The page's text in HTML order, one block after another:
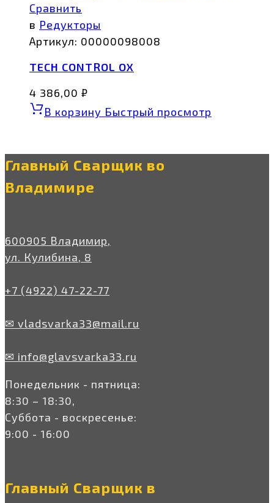
Сравнить
в Редукторы
Артикул: 00000098008
TECH CONTROL OX
4 386,00 ₽
В корзину Быстрый просмотр
Главный Сварщик во
Владимире
600905 Владимир,
ул. Кулибина, 8
+7 (4922) 47-22-77
✉ vladsvarka33@mail.ru
✉ info@glavsvarka33.ru
Понедельник - пятница:
8:30 – 18:30,
Суббота - воскресенье:
9:00 - 16:00
Главный Сварщик в